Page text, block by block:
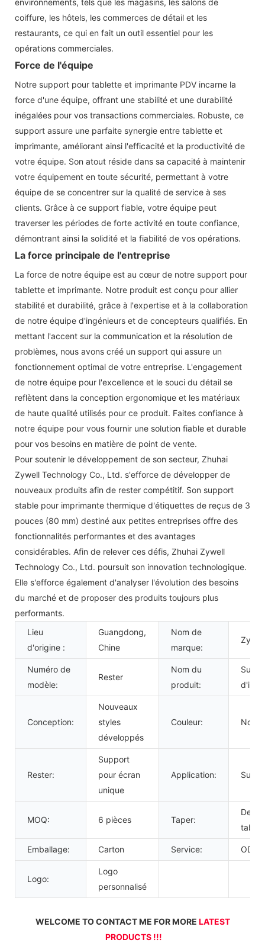
coiffure, les hôtels, les commerces de détail et les
restaurants, ce qui en fait un outil essentiel pour les
opérations commerciales.
Force de l'équipe
Notre support pour tablette et imprimante PDV incarne la
force d'une équipe, offrant une stabilité et une durabilité
inégalées pour vos transactions commerciales. Robuste, ce
support assure une parfaite synergie entre tablette et
imprimante, améliorant ainsi l'efficacité et la productivité de
votre équipe. Son atout réside dans sa capacité à maintenir
votre équipement en toute sécurité, permettant à votre
équipe de se concentrer sur la qualité de service à ses
clients. Grâce à ce support fiable, votre équipe peut
traverser les périodes de forte activité en toute confiance,
démontrant ainsi la solidité et la fiabilité de vos opérations.
La force principale de l'entreprise
La force de notre équipe est au cœur de notre support pour
tablette et imprimante. Notre produit est conçu pour allier
stabilité et durabilité, grâce à l'expertise et à la collaboration
de notre équipe d'ingénieurs et de concepteurs qualifiés. En
mettant l'accent sur la communication et la résolution de
problèmes, nous avons créé un support qui assure un
fonctionnement optimal de votre entreprise. L'engagement
de notre équipe pour l'excellence et le souci du détail se
reflètent dans la conception ergonomique et les matériaux
de haute qualité utilisés pour ce produit. Faites confiance à
notre équipe pour vous fournir une solution fiable et durable
pour vos besoins en matière de point de vente.
Pour soutenir le développement de son secteur, Zhuhai
Zywell Technology Co., Ltd. s'efforce de développer de
nouveaux produits afin de rester compétitif. Son support
stable pour imprimante thermique d'étiquettes de reçus de 3
pouces (80 mm) destiné aux petites entreprises offre des
fonctionnalités performantes et des avantages
considérables. Afin de relever ces défis, Zhuhai Zywell
Technology Co., Ltd. poursuit son innovation technologique.
Elle s'efforce également d'analyser l'évolution des besoins
du marché et de proposer des produits toujours plus
performants.
Lieu
d'origine :
Guangdong,
Chine
Nom de
marque:
Zywell
Numéro de
modèle:
Rester
Nom du
produit:
Conception:
Nouveaux
styles
développés
Couleur: Noir
Rester:
Support
pour écran
unique
Application:
MOQ: 6 pièces Taper:
table
Emballage: Carton Service: ODM
Logo:
Logo
personnalisé
WELCOME TO CONTACT ME FOR MORE LATEST
PRODUCTS !!!